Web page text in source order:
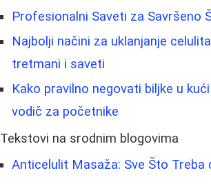
Profesionalni Saveti za Savršeno
Najbolji načini za uklanjanje
tretmani i saveti
Kako pravilno negovati biljke u
vodič za početnike
Tekstovi na srodnim blogovima
Anticelulit Masaža: Sve Što Treba